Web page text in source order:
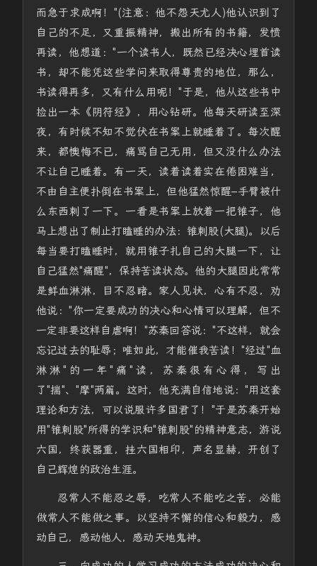
而急于求成啊！"(注意：他不怨天尤人)他认识到了
自己的不足，又重振精神，搬出所有的书籍，发愤
再读，他想道："一个读书人，既然已经决心埋首读
书，却不能凭这些学问来取得尊贵的地位，那么，
书读得再多，又有什么用呢！"于是，他从这些书中
捡出一本《阴符经》，用心钻研。他每天研读至深
夜，有时候不知不觉伏在书案上就睡着了。每次醒
来，都懊悔不已，痛骂自己无用，但又没什么办法
不让自己睡着。有一天，读着读着实在倦困难当，
不由自主便扑倒在书案上，但他猛然惊醒–手臂被什
么东西刺了一下。一看是书案上放着一把锥子，他
马上想出了制止打瞌睡的办法：锥刺股(大腿)。以后
每当要打瞌睡时，就用锥子扎自己的大腿一下，让
自己猛然"痛醒"，保持苦读状态。他的大腿因此常常
是鲜血淋淋，目不忍睹。家人见状，心有不忍，劝
他说："你一定要成功的决心和心情可以理解，但不
一定非要这样自虐啊！"苏秦回答说："不这样，就会
忘记过去的耻辱；唯如此，才能催我苦读！"经过"血
淋淋"的一年"痛"读，苏秦很有心得，写出
了"揣"、"摩"两篇。这时，他充满自信地说："用这套
理论和方法，可以说服许多国君了！"于是苏秦开始
用"锥刺股"所得的学识和"锥刺股"的精神意志，游说
六国，终获器重，挂六国相印，声名显赫，开创了
自己辉煌的政治生涯。
忍常人不能忍之辱，吃常人不能吃之苦，必能
做常人不能做之事。以坚持不懈的信心和毅力，感
动自己，感动他人，感动天地鬼神。